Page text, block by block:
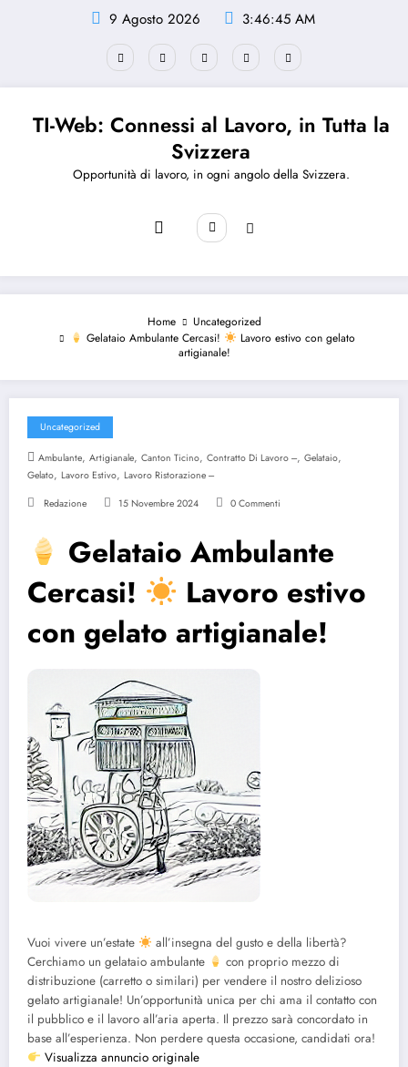
9 Agosto 2026 3:46:45 AM
TI-Web: Connessi al Lavoro, in Tutta la
Svizzera
Opportunità di lavoro, in ogni angolo della Svizzera.
Home
Uncategorized
Gelataio Ambulante Cercasi!
Lavoro estivo con gelato
artigianale!
Uncategorized
Ambulante, Artigianale, Canton Ticino, Contratto Di Lavoro ---, Gelataio,
Gelato, Lavoro Estivo, Lavoro Ristorazione ---
Redazione 15 Novembre 2024 0 Commenti
Gelataio Ambulante
Cercasi!
Lavoro estivo
con gelato artigianale!
Vuoi vivere un’estate
all’insegna del gusto e della libertà?
Cerchiamo un gelataio ambulante
con proprio mezzo di
distribuzione (carretto o similari) per vendere il nostro delizioso
gelato artigianale! Un’opportunità unica per chi ama il contatto con
il pubblico e il lavoro all’aria aperta. Il prezzo sarà concordato in
base all’esperienza. Non perdere questa occasione, candidati ora!
Visualizza annuncio originale